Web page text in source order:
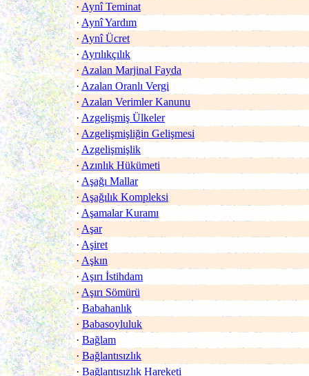
· Aynî Teminat
· Aynî Yardım
· Aynî Ücret
· Ayrılıkçılık
· Azalan Marjinal Fayda
· Azalan Oranlı Vergi
· Azalan Verimler Kanunu
· Azgelişmiş Ülkeler
· Azgelişmişliğin Gelişmesi
· Azgelişmişlik
· Azınlık Hükümeti
· Aşağı Mallar
· Aşağılık Kompleksi
· Aşamalar Kuramı
· Aşar
· Aşiret
· Aşkın
· Aşırı İstihdam
· Aşırı Sömürü
· Babahanlık
· Babasoyluluk
· Bağlam
· Bağlantısızlık
· Bağlantısızlık Hareketi